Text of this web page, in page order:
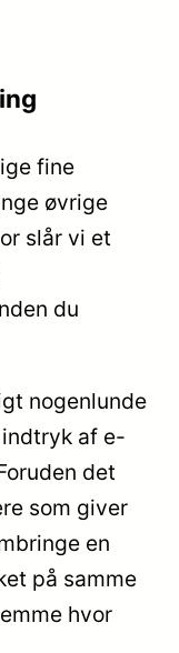
fine
øvrige
slår vi et
du
nogenlunde
af e-
det
som giver
en
på samme
hvor